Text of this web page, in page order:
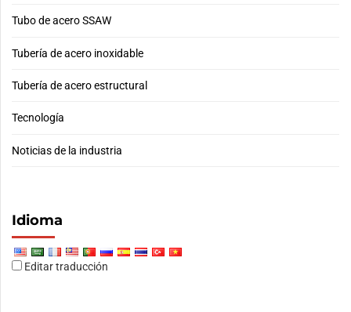
Tubo de acero SSAW
Tubería de acero inoxidable
Tubería de acero estructural
Tecnología
Noticias de la industria
Idioma
Editar traducción